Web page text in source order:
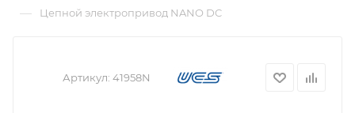
— Цепной электропривод NANO DC
Артикул: 41958N